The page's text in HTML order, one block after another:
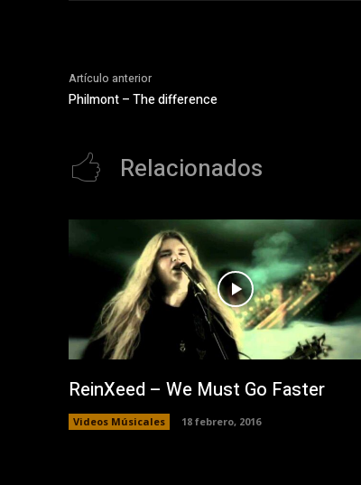
Artículo anterior
Philmont – The difference
Relacionados
ReinXeed – We Must Go Faster
Videos Músicales 18 febrero, 2016